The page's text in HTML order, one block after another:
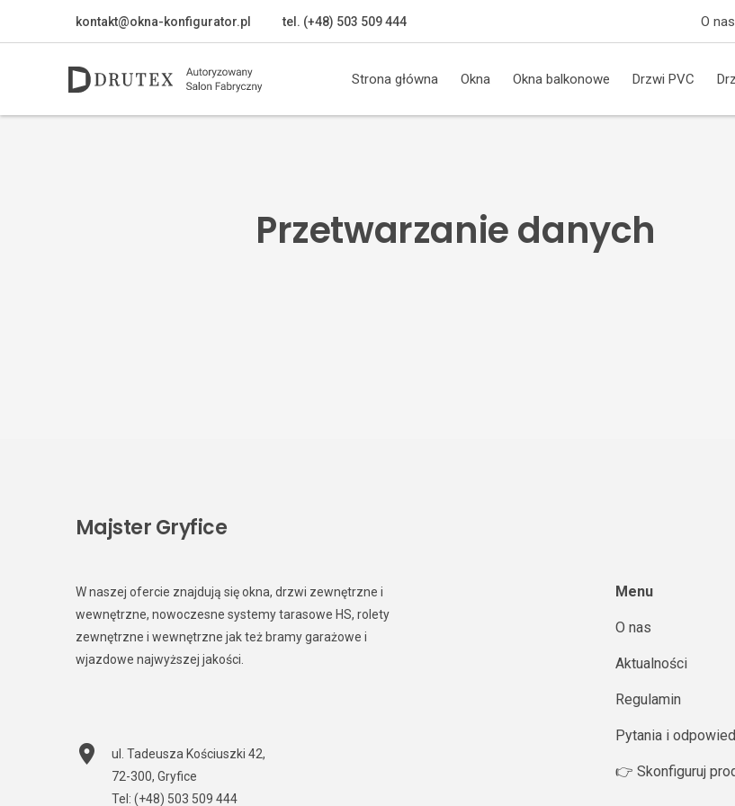
kontakt@okna-konfigurator.pl tel. (+48) 503 509 444 O nas
Strona główna Okna Okna balkonowe Drzwi PVC
Przetwarzanie danych
Majster Gryfice
W naszej ofercie znajdują się okna, drzwi zewnętrzne i
wewnętrzne, nowoczesne systemy tarasowe HS, rolety
zewnętrzne i wewnętrzne jak też bramy garażowe i
wjazdowe najwyższej jakości.
ul. Tadeusza Kościuszki 42,
72-300, Gryfice
Tel: (+48) 503 509 444
Menu
O nas
Aktualności
Regulamin
Pytania i
👉 Skonfiguruj